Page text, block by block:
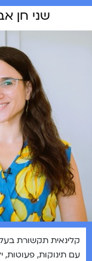
שני חן
קלינאית תקשורת
עם תינוקות,